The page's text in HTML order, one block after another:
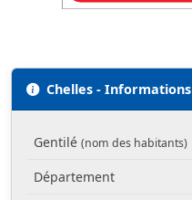
Chelles - Informations
Gentilé (nom des habitants)
Département